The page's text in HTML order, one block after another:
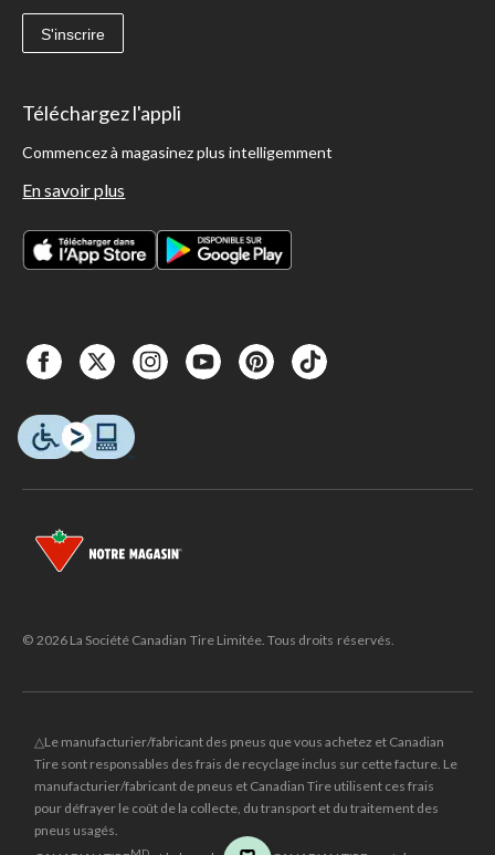
S'inscrire
Téléchargez l'appli
Commencez à magasinez plus intelligemment
En savoir plus
© 2026 La Société Canadian Tire Limitée. Tous droits réservés.
△Le manufacturier/fabricant des pneus que vous achetez et Canadian
Tire sont responsables des frais de recyclage inclus sur cette facture. Le
manufacturier/fabricant de pneus et Canadian Tire utilisent ces frais
pour défrayer le coût de la collecte, du transport et du traitement des
pneus usagés.